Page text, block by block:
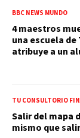
BBC NEWS MUNDO
4 maestros
una escuela
atribuye a un
TU CONSULTORIO
Salir del mapa
mismo que